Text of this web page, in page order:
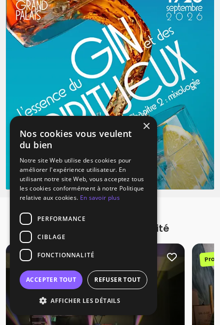
Promotions à proximité
Promotion
×
Nos cookies vous veulent
du bien
Notre site Web utilise des cookies pour
améliorer l'expérience utilisateur. En
utilisant notre site Web, vous acceptez tous
les cookies conformément à notre Politique
relative aux cookies. En savoir plus
PERFORMANCE
CIBLAGE
FONCTIONNALITÉ
ACCEPTER TOUT REFUSER TOUT
AFFICHER LES DÉTAILS